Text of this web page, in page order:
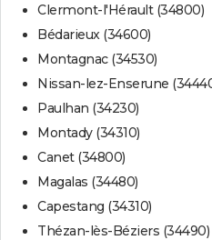
Clermont-l'Hérault (34800)
Bédarieux (34600)
Montagnac (34530)
Nissan-lez-Enserune
Paulhan (34230)
Montady (34310)
Canet (34800)
Magalas (34480)
Capestang (34310)
Thézan-lès-Béziers (34490)